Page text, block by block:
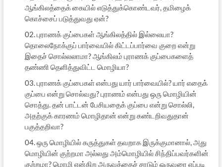
ஆங்கிலத்தைக் கையில் எடுத்துக்கொண்டவர், தமிழைக்
கொச்சைப் படுத்துவது ஏன்?
02. புராணக் குப்பைகள் ஆங்கிலத்தில் இல்லையா?
தொலைநோக்குப் பார்வையில் கிட்டப்பார்வை குறை என்று
இதைச் சொல்லலாமா? ஆங்கிலம் புராணக் குப்பைகளைத்
தண்ணி தெளித்துவிட்ட மொழியா?
03. புராணக் குப்பைகள் என்பது யார் பார்வையில்? யார் எதைக்
குப்பை என்று சொல்வது? புராணம் என்பது ஒரு மொழியின்
சொத்து. தன் பாட்டன் பேசியதைக் குப்பை என்று சொல்லி,
அதற்குக் காரணம் மொழிதான் என்று கண்டறிவதுதான்
பகுத்தறிவா?
04. ஒரு மொழியில் கருத்துகள் தவறாக இருக்குமானால், அது
மொழியின் குற்றமா அல்லது அம்மொழியில் சிந்திப்பவர்களின்
குற்றமா? மொழி என்கிற அருவத்தைச் சாடும் ஒருவரை எப்படி